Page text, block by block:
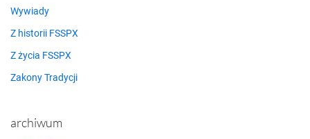
Wywiady
Z historii FSSPX
Z życia FSSPX
Zakony Tradycji
archiwum